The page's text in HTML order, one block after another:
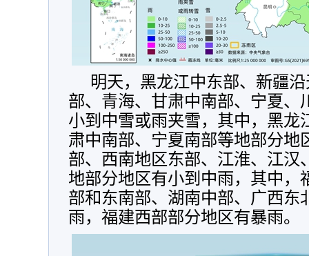
明天， 黑龙江中东部、新疆
部、青海、甘肃中南部、宁夏、
小到中雪或雨夹雪，其中，黑龙
肃中南部、宁夏南部等地部分地
部、西南地区东部、江淮、江汉
地部分地区有小到中雨，其中，
部和东南部、湖南中部、广西东
雨，福建西部部分地区有暴雨。